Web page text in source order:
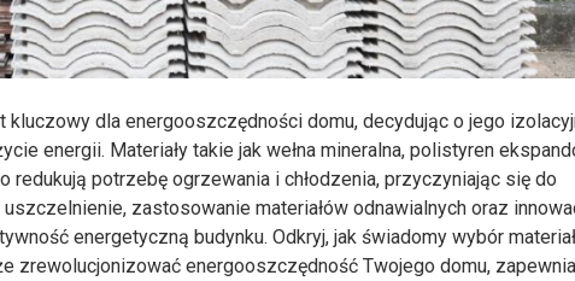
kluczowy dla energooszczędności domu, decydując o jego
energii. Materiały takie jak wełna mineralna, polistyren
redukują potrzebę ogrzewania i chłodzenia, przyczyniając się do
zastosowanie materiałów odnawialnych oraz
energetyczną budynku. Odkryj, jak świadomy wybór
zrewolucjonizować energooszczędność Twojego domu,